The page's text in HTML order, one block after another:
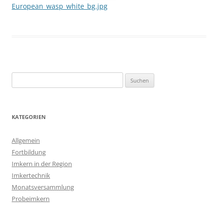
European_wasp_white_bg.jpg
nach:
KATEGORIEN
Allgemein
Fortbildung
Imkern in der Region
Imkertechnik
Monatsversammlung
Probeimkern